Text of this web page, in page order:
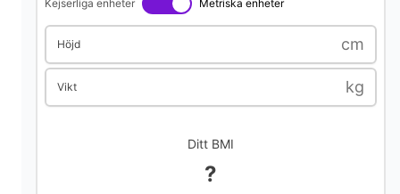
i
d
o
Kejserliga enheter Metriska enheter
Höjd cm
Vikt kg
Ditt BMI
?